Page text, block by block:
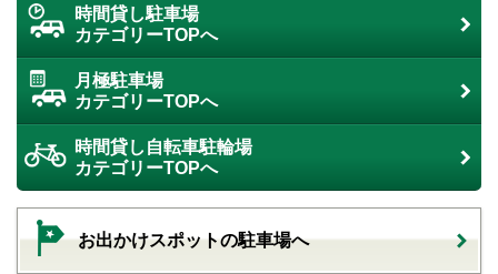
時間貸し駐車場
カテゴリーTOPへ
月極駐車場
カテゴリーTOPへ
時間貸し自転車駐輪場
カテゴリーTOPへ
お出かけスポットの駐車場へ